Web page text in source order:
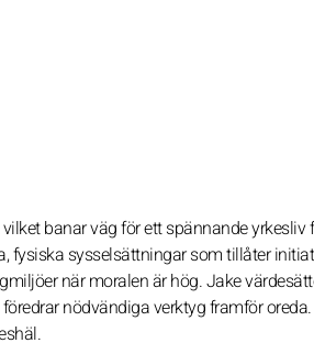
banar väg för ett spännande yrkesliv
fysiska sysselsättningar som tillåter
när moralen är hög. Jake
nödvändiga verktyg framför